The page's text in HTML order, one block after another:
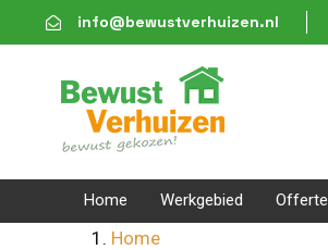
links
to
content
info@bewustverhuizen.nl
Home Werkgebied Offerte
Home